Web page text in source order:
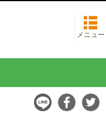
メニュー